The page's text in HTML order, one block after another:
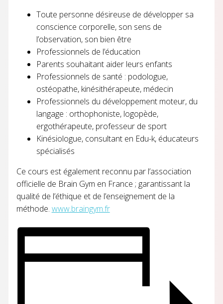
Toute personne désireuse de développer sa
conscience corporelle, son sens de
l’observation, son bien être
Professionnels de l’éducation
Parents souhaitant aider leurs enfants
Professionnels de santé : podologue,
ostéopathe, kinésithérapeute, médecin
Professionnels du développement moteur, du
langage : orthophoniste, logopède,
ergothérapeute, professeur de sport
Kinésiologue, consultant en Edu-k, éducateurs
spécialisés
Ce cours est également reconnu par l’association
officielle de Brain Gym en France ; garantissant la
qualité de l’éthique et de l’enseignement de la
méthode. www.braingym.fr